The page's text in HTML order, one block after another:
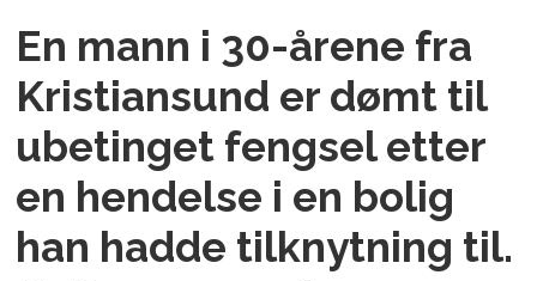
En mann i 30-årene fra
Kristiansund er dømt til
ubetinget fengsel etter
en hendelse i en bolig
han hadde tilknytning til.